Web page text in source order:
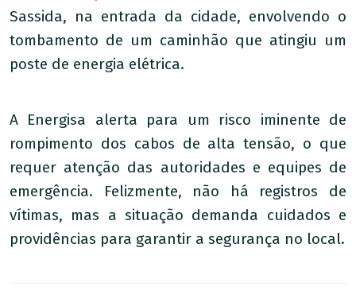
Sassida, na entrada da cidade, envolvendo o
tombamento de um caminhão que atingiu um
poste de energia elétrica.
A Energisa alerta para um risco iminente de
rompimento dos cabos de alta tensão, o que
requer atenção das autoridades e equipes de
emergência. Felizmente, não há registros de
vítimas, mas a situação demanda cuidados e
providências para garantir a segurança no local.